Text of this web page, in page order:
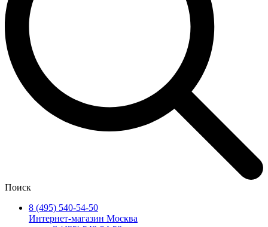
Поиск
8 (495) 540-54-50
Интернет-магазин Москва